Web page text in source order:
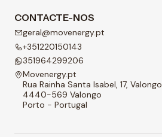
CONTACTE-NOS
geral@movenergy.pt
+351220150143
351964299206
Movenergy.pt
Rua Rainha Santa Isabel, 17, Valongo
4440-569 Valongo
Porto - Portugal